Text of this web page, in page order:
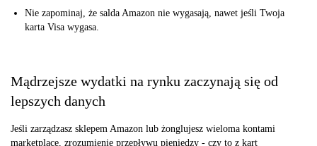
Nie zapominaj, że salda Amazon nie wygasają, nawet jeśli Twoja
karta Visa wygasa.
Mądrzejsze wydatki na rynku zaczynają się od
lepszych danych
Jeśli zarządzasz sklepem Amazon lub żonglujesz wieloma kontami
marketplace, zrozumienie przepływu pieniędzy - czy to z kart